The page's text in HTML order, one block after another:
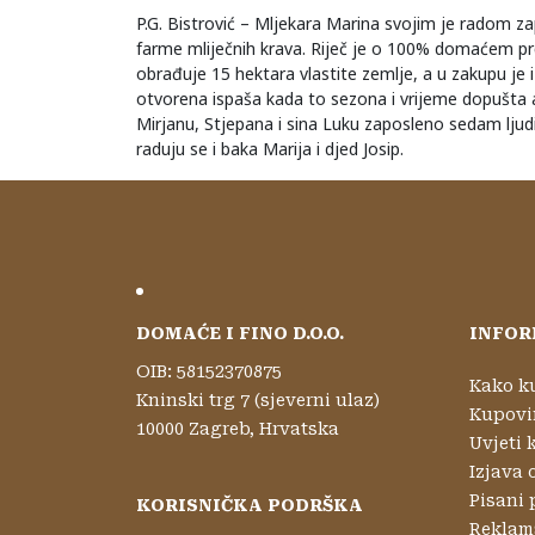
P.G. Bistrović – Mljekara Marina svojim je radom
farme mliječnih krava. Riječ je o 100% domaćem
obrađuje 15 hektara vlastite zemlje, a u zakupu
otvorena ispaša kada to sezona i vrijeme
Mirjanu, Stjepana i sina Luku zaposleno sedam
raduju se i baka Marija i djed Josip.
DOMAĆE I FINO D.O.O.
OIB: 58152370875
Kninski trg 7 (sjeverni ulaz)
10000 Zagreb, Hrvatska
KORISNIČKA PODRŠKA
Kako
Uvjeti
Izjava
Pisani